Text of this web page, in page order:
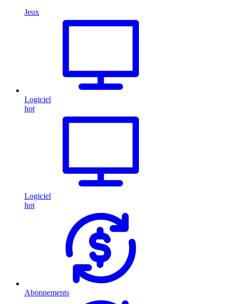
Jeux
Logiciel
hot
Logiciel
hot
Abonnements